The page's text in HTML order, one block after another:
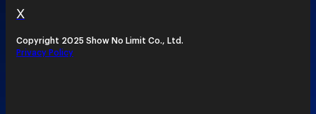
X
Copyright 2025 Show No Limit Co., Ltd.
Privacy Policy